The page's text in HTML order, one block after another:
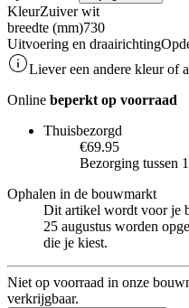
KleurZuiver wit
breedte (mm)730
Uitvoering en draairichting
Liever een andere kleur of
Online beperkt op voorraad
Thuisbezorgd
€69.95
Bezorging tussen
Ophalen in de bouwmarkt
Dit artikel wordt voor je
25 augustus worden
die je kiest.
Niet op voorraad in onze
verkrijgbaar.